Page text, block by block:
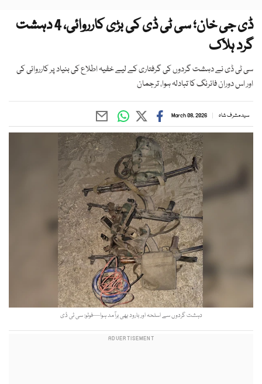
ڈی جی خان؛ سی ٹی ڈی کی بڑی کارروائی، 4 دہشت
گرد ہلاک
سی ٹی ڈی نے دہشت گردوں کی گرفتاری کے لیے خفیہ اطلاع کی بنیاد پر کارروائی کی
اور اس دوران فائرنگ کا تبادلہ ہوا، ترجمان
سید مشرف شاہ March 08, 2026
دہشت گردوں سے اسلحہ اور بارود بھی برآمد ہوا—فوٹو: سی ٹی ڈی